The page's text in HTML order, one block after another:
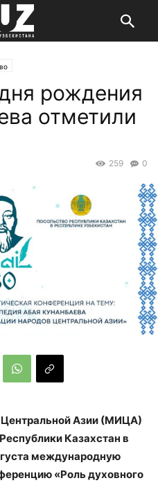
рождения
отметили
0
259
Азии (МИЦА)
Казахстан в
международную
«Роль духовного